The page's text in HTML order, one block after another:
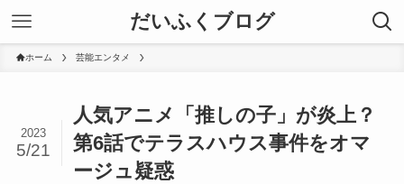
だいふくブログ
ホーム 芸能エンタメ
人気アニメ「推しの子」が炎上？
第6話でテラスハウス事件をオマ
ージュ疑惑
2023
5/21